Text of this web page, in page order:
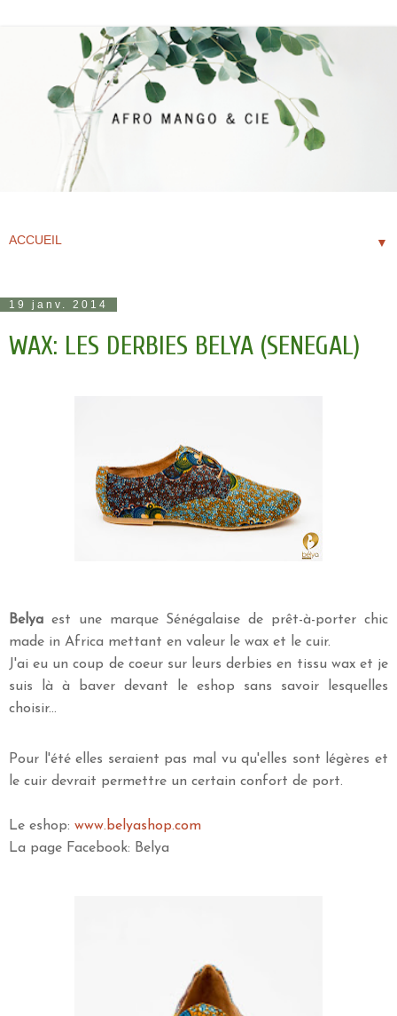
▼
19 janv. 2014
WAX: LES DERBIES BELYA (SENEGAL)
Belya est une marque Sénégalaise de prêt-à-porter chic
made in Africa mettant en valeur le wax et le cuir.
J'ai eu un coup de coeur sur leurs derbies en tissu wax et je
suis là à baver devant le eshop sans savoir lesquelles
choisir...
Pour l'été elles seraient pas mal vu qu'elles sont légères et
le cuir devrait permettre un certain confort de port.
Le eshop: www.belyashop.com
La page Facebook: Belya